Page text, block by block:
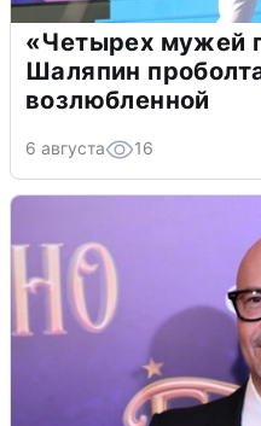
«Четырех мужей
Шаляпин
возлюбленной
6 августа 16